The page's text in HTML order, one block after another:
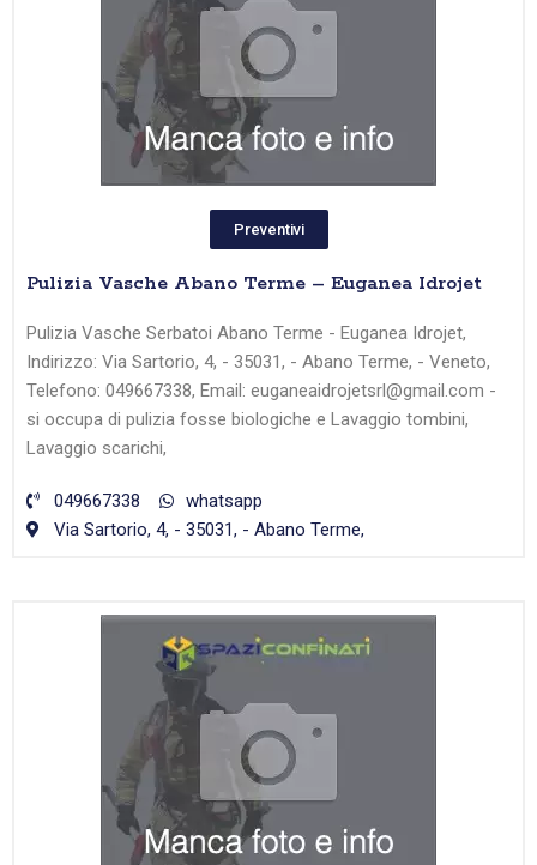
Preventivi
Pulizia Vasche Abano Terme – Euganea Idrojet
Pulizia Vasche Serbatoi Abano Terme - Euganea Idrojet,
Indirizzo: Via Sartorio, 4, - 35031, - Abano Terme, - Veneto,
Telefono: 049667338, Email: euganeaidrojetsrl@gmail.com -
si occupa di pulizia fosse biologiche e Lavaggio tombini,
Lavaggio scarichi,
049667338
whatsapp
Via Sartorio, 4, - 35031, - Abano Terme,